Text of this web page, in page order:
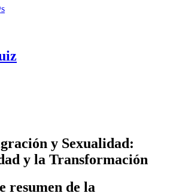
y Sexualidad:
y la Transformación
resumen de la